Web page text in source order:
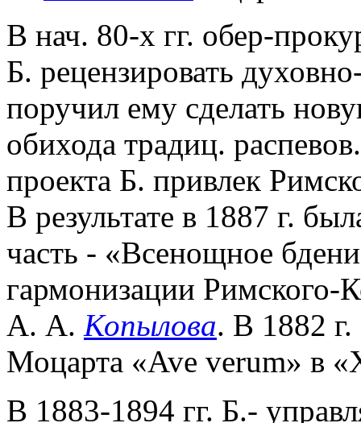
В нач. 80-х гг. обер-
Б. рецензировать
поручил ему сделать
обихода традиц.
проекта Б. привлек
В результате в 1887 г.
часть - «Всенощное
гармонизации
А. А. Копылова. В 1882
Моцарта «Ave verum» в
В 1883-1894 гг. Б.-